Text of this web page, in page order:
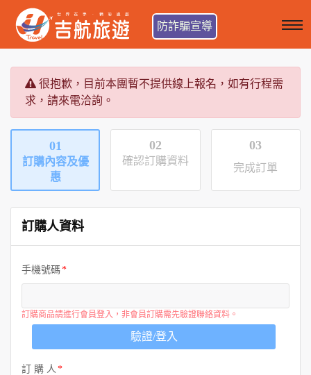
防詐騙宣導
很抱歉，目前本團暫不提供線上報名，如有行程需
求，請來電洽詢。
01
訂購內容及優
惠
02
確認訂購資料
03
完成訂單
訂購人資料
手機號碼
訂購商品請進行會員登入，非會員訂購需先驗證聯絡資料。
驗證/登入
訂 購 人